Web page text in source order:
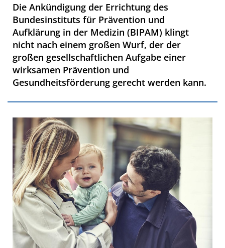
Die Ankündigung der Errichtung des
Bundesinstituts für Prävention und
Aufklärung in der Medizin (BIPAM) klingt
nicht nach einem großen Wurf, der der
großen gesellschaftlichen Aufgabe einer
wirksamen Prävention und
Gesundheitsförderung gerecht werden kann.